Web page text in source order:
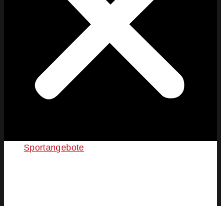
Sportangebote